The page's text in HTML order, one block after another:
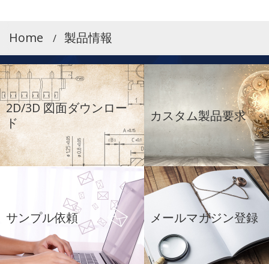
Home 製品情報
2D/3D 図面ダウンロー
ド
カスタム製品要求
サンプル依頼 メールマガジン登録